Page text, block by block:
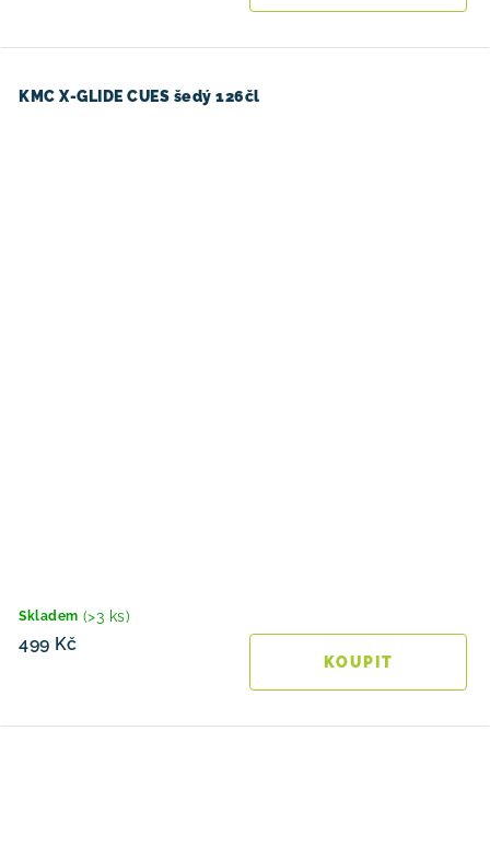
KMC X-GLIDE CUES šedý 126čl
Skladem (>3 ks)
499 Kč